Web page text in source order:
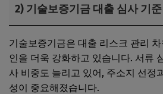
2) 기술보증기금 대출 심사 기
기술보증기금은 대출 리스크 관리
인을 더욱 강화하고 있습니다. 서류
사 비중도 늘리고 있어, 주소지 선정
성이 중요해졌습니다.